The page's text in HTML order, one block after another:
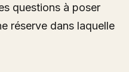
questions à poser
réserve dans laquelle